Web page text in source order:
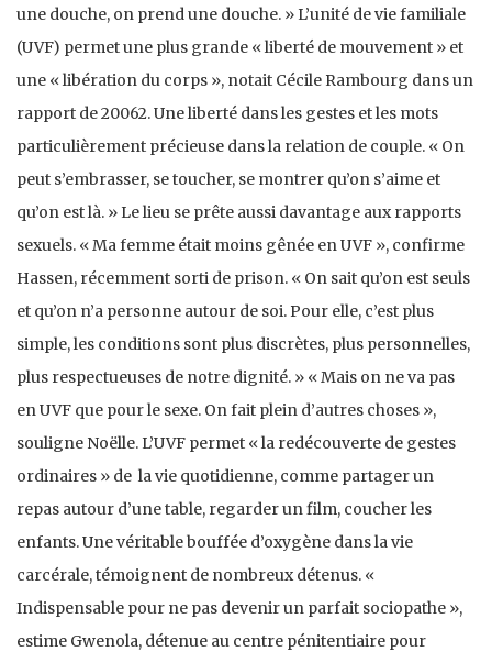
une douche, on prend une douche. » L’unité de vie familiale
(UVF) permet une plus grande « liberté de mouvement » et
une « libération du corps », notait Cécile Rambourg dans un
rapport de 20062. Une liberté dans les gestes et les mots
particulièrement précieuse dans la relation de couple. « On
peut s’embrasser, se toucher, se montrer qu’on s’aime et
qu’on est là. » Le lieu se prête aussi davantage aux rapports
sexuels. « Ma femme était moins gênée en UVF », confirme
Hassen, récemment sorti de prison. « On sait qu’on est seuls
et qu’on n’a personne autour de soi. Pour elle, c’est plus
simple, les conditions sont plus discrètes, plus personnelles,
plus respectueuses de notre dignité. » « Mais on ne va pas
en UVF que pour le sexe. On fait plein d’autres choses »,
souligne Noëlle. L’UVF permet « la redécouverte de gestes
ordinaires » de la vie quotidienne, comme partager un
repas autour d’une table, regarder un film, coucher les
enfants. Une véritable bouffée d’oxygène dans la vie
carcérale, témoignent de nombreux détenus. «
Indispensable pour ne pas devenir un parfait sociopathe »,
estime Gwenola, détenue au centre pénitentiaire pour